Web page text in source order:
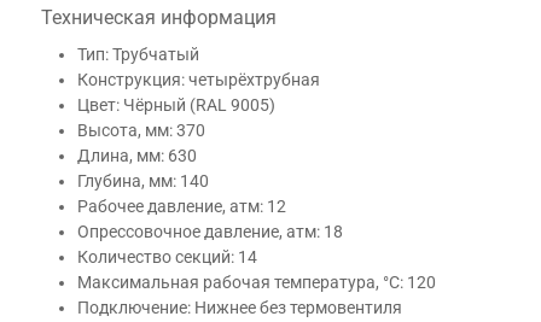
Техническая информация
Тип: Трубчатый
Конструкция: четырёхтрубная
Цвет: Чёрный (RAL 9005)
Высота, мм: 370
Длина, мм: 630
Глубина, мм: 140
Рабочее давление, атм: 12
Опрессовочное давление, атм: 18
Количество секций: 14
Максимальная рабочая температура, °С: 120
Подключение: Нижнее без термовентиля